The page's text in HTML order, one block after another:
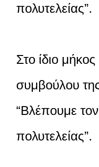
πολυτελείας”.
Στο ίδιο
συμβούλου
“Βλέπουμε
πολυτελείας”.